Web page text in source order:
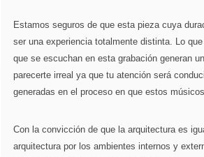
Estamos seguros de que esta pieza cuya
ser una experiencia totalmente distinta. Lo
que se escuchan en esta grabación generan
parecerte irreal ya que tu atención será
generadas en el proceso en que estos
Con la convicción de que la arquitectura es
arquitectura por los ambientes internos y